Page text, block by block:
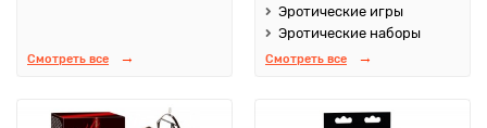
Смотреть все
Эротические игры
Эротические наборы
Смотреть все